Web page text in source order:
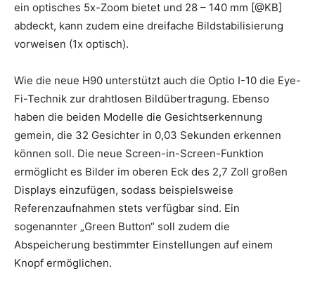
ein optisches 5x-Zoom bietet und 28 – 140 mm [@KB]
abdeckt, kann zudem eine dreifache Bildstabilisierung
vorweisen (1x optisch).
Wie die neue H90 unterstützt auch die Optio I-10 die Eye-
Fi-Technik zur drahtlosen Bildübertragung. Ebenso
haben die beiden Modelle die Gesichtserkennung
gemein, die 32 Gesichter in 0,03 Sekunden erkennen
können soll. Die neue Screen-in-Screen-Funktion
ermöglicht es Bilder im oberen Eck des 2,7 Zoll großen
Displays einzufügen, sodass beispielsweise
Referenzaufnahmen stets verfügbar sind. Ein
sogenannter „Green Button“ soll zudem die
Abspeicherung bestimmter Einstellungen auf einem
Knopf ermöglichen.